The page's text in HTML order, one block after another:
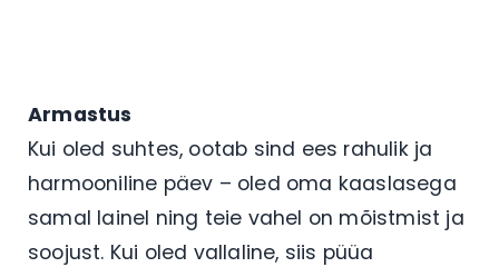
Armastus
Kui oled suhtes, ootab sind ees rahulik ja
harmooniline päev – oled oma kaaslasega
samal lainel ning teie vahel on mõistmist ja
soojust. Kui oled vallaline, siis püüa